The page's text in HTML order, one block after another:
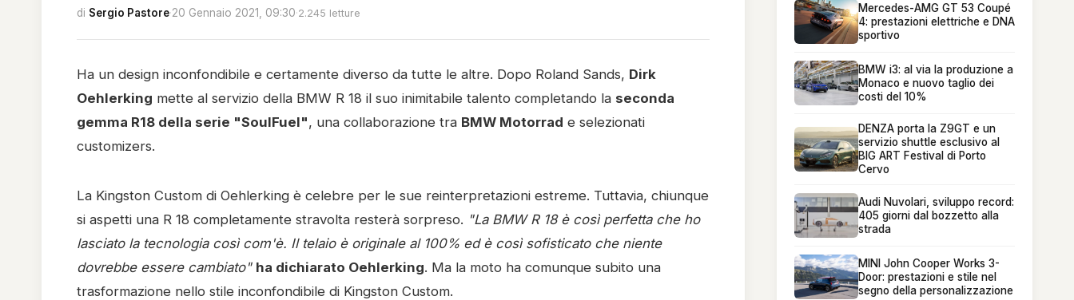
di Sergio Pastore·20 Gennaio 2021, 09:30·2.245 letture
Ha un design inconfondibile e certamente diverso da tutte le altre. Dopo Roland Sands, Dirk
Oehlerking mette al servizio della BMW R 18 il suo inimitabile talento completando la seconda
gemma R18 della serie "SoulFuel", una collaborazione tra BMW Motorrad e selezionati
customizers.
La Kingston Custom di Oehlerking è celebre per le sue reinterpretazioni estreme. Tuttavia, chiunque
si aspetti una R 18 completamente stravolta resterà sorpreso. "La BMW R 18 è così perfetta che ho
lasciato la tecnologia così com'è. Il telaio è originale al 100% ed è così sofisticato che niente
dovrebbe essere cambiato" ha dichiarato Oehlerking. Ma la moto ha comunque subito una
trasformazione nello stile inconfondibile di Kingston Custom.
Mercedes-AMG GT 53 Coupé
4: prestazioni elettriche e DNA
sportivo
BMW i3: al via la produzione a
Monaco e nuovo taglio dei
costi del 10%
DENZA porta la Z9GT e un
servizio shuttle esclusivo al
BIG ART Festival di Porto
Cervo
Audi Nuvolari, sviluppo record:
405 giorni dal bozzetto alla
strada
MINI John Cooper Works 3-
Door: prestazioni e stile nel
segno della personalizzazione